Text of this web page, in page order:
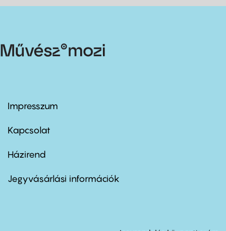
Footer
first
Impresszum
Kapcsolat
Footer
second
Házirend
Jegyvásárlási információk